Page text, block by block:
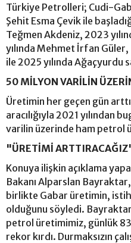
Türkiye Petrolleri; Cudi-
Şehit Esma Çevik ile
Teğmen Akdeniz, 2023
yılında Mehmet İrfan
ile 2025 yılında Ağaçyurdu
50 MİLYON VARİLİN
Üretimin her geçen gün
aracılığıyla 2021 yılından
varilin üzerinde ham petrol
"ÜRETİMİ
Konuya ilişkin açıklama
Bakanı Alparslan
birlikte Gabar üretimin,
olduğunu söyledi.
petrol üretimimiz, günlük
rekor kırdı. Durmaksızın